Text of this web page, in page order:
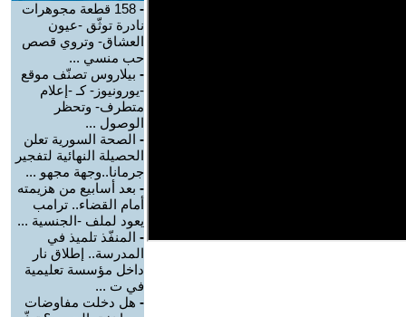
-
158 قطعة مجوهرات
نادرة توثّق -عيون
العشاق- وتروي قصص
حب منسي ...
- بيلاروس تصنّف موقع
-يورونيوز- كـ -إعلام
متطرف- وتحظر
الوصول ...
- الصحة السورية تعلن
الحصيلة النهائية لتفجير
جرمانا..وجهة مجهو ...
- بعد أسابيع من هزيمته
أمام القضاء.. ترامب
يعود لملف -الجنسية ...
- المنفّذ تلميذ في
المدرسة.. إطلاق نار
داخل مؤسسة تعليمية
في ت ...
- هل دخلت مفاوضات